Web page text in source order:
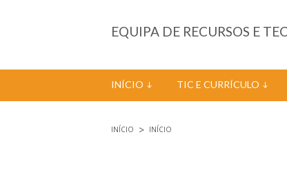
EQUIPA DE RECURSOS E
INÍCIO TIC E CURRÍCULO
INÍCIO INÍCIO